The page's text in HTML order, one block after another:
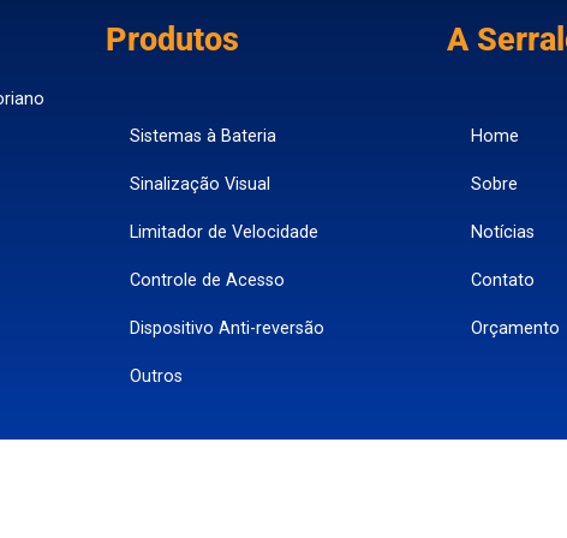
Produtos
Sistemas à Bateria
Sinalização Visual
Limitador de Velocidade
Controle de Acesso
Dispositivo Anti-reversão
Outros
A
Home
Sobre
Notícias
Contato
Orçamento